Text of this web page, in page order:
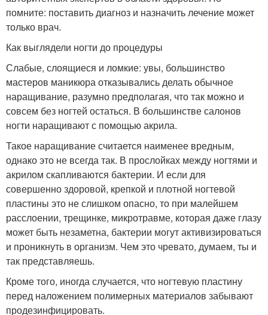
помните: поставить диагноз и назначить лечение может
только врач.
Как выглядели ногти до процедуры
Слабые, слоящиеся и ломкие: увы, большинство
мастеров маникюра отказывались делать обычное
наращивание, разумно предполагая, что так можно и
совсем без ногтей остаться. В большинстве салонов
ногти наращивают с помощью акрила.
Такое наращивание считается наименее вредным,
однако это не всегда так. В прослойках между ногтями и
акрилом скапливаются бактерии. И если для
совершенно здоровой, крепкой и плотной ногтевой
пластины это не слишком опасно, то при малейшем
расслоении, трещинке, микротравме, которая даже глазу
может быть незаметна, бактерии могут активизироваться
и проникнуть в организм. Чем это чревато, думаем, ты и
так представляешь.
Кроме того, иногда случается, что ногтевую пластину
перед наложением полимерных материалов забывают
продезинфицировать.